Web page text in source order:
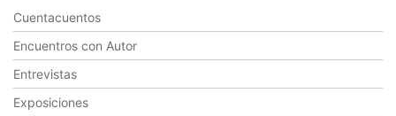
Cuentacuentos
Encuentros con Autor
Entrevistas
Exposiciones